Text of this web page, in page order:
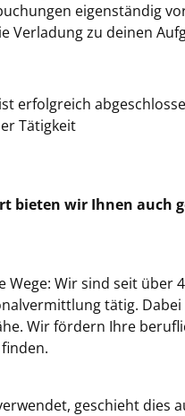
eigenständig
Verladung zu deinen
erfolgreich
Tätigkeit
bieten wir Ihnen auch
Wir sind seit über
tätig.
Wir fördern Ihre
geschieht dies